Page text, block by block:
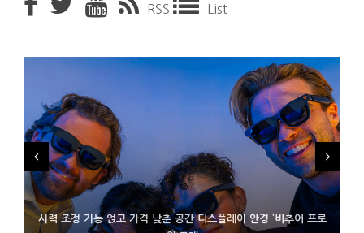
RSS List
시력 조정 기능 얹고 가격 낮춘 공간 디스플레이 안경 ‘비추어 프로